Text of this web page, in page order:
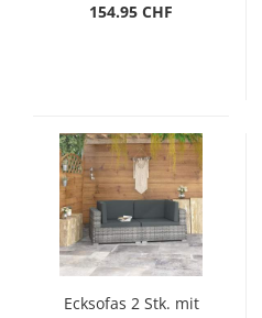
154.95 CHF
Ecksofas 2 Stk. mit